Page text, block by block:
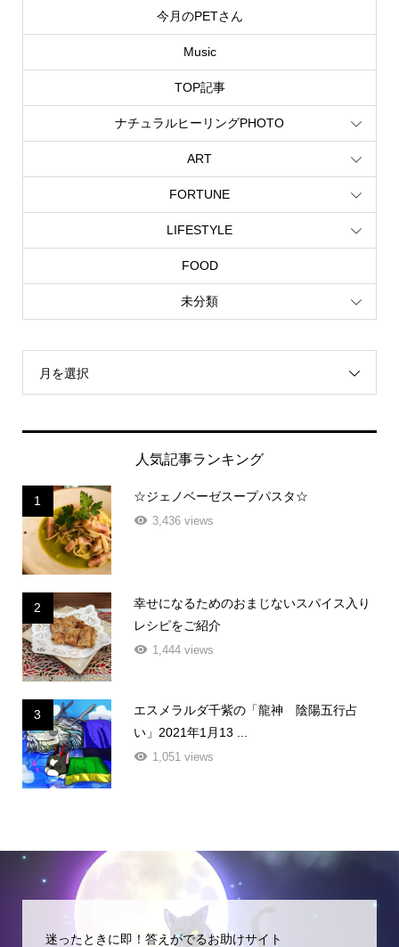
今月のPETさん
Music
TOP記事
ナチュラルヒーリングPHOTO
ART
FORTUNE
LIFESTYLE
FOOD
未分類
月を選択
人気記事ランキング
1 ☆ジェノベーゼスープパスタ☆
3,436 views
2
幸せになるためのおまじないスパイス入り
レシピをご紹介
1,444 views
3
エスメラルダ千紫の「龍神 陰陽五行占
い」2021年1月13 ...
1,051 views
迷ったときに即！答えがでるお助けサイト